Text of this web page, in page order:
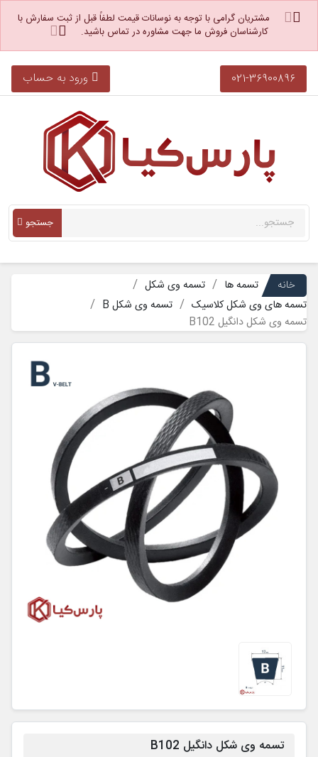
مشتریان گرامی با توجه به نوسانات قیمت لطفاً قبل از ثبت سفارش با
کارشناسان فروش ما جهت مشاوره در تماس باشید.
021-36900896 ورود به حساب
جستجو
خانه تسمه ها
تسمه وی شکل
تسمه های وی شکل کلاسیک
تسمه وی شکل B
تسمه وی شکل دانگیل B102
تسمه وی شکل دانگیل B102